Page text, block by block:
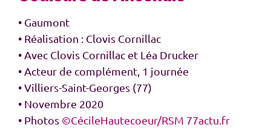
• Gaumont
• Réalisation : Clovis Cornillac
• Avec Clovis Cornillac et Léa Drucker
• Acteur de complément, 1 journée
• Villiers-Saint-Georges (77)
• Novembre 2020
• Photos ©CécileHautecoeur/RSM 77actu.fr